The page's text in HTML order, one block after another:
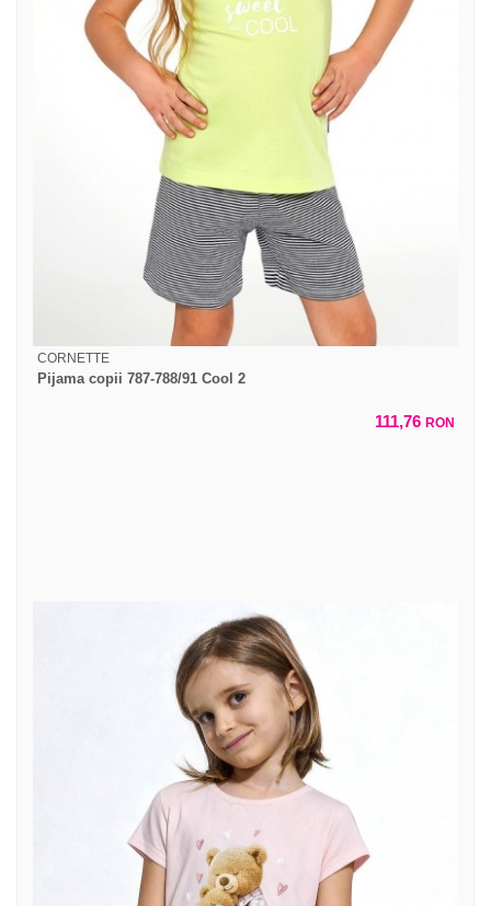
CORNETTE
Pijama copii 787-788/91 Cool 2
111,76 RON